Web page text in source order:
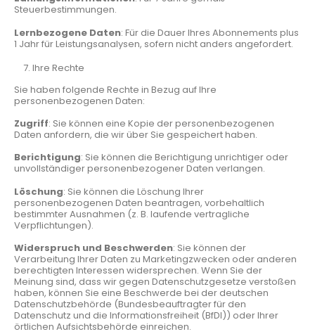
Steuerbestimmungen.
Lernbezogene Daten: Für die Dauer Ihres Abonnements plus
1 Jahr für Leistungsanalysen, sofern nicht anders angefordert.
Ihre Rechte
Sie haben folgende Rechte in Bezug auf Ihre
personenbezogenen Daten:
Zugriff: Sie können eine Kopie der personenbezogenen
Daten anfordern, die wir über Sie gespeichert haben.
Berichtigung: Sie können die Berichtigung unrichtiger oder
unvollständiger personenbezogener Daten verlangen.
Löschung: Sie können die Löschung Ihrer
personenbezogenen Daten beantragen, vorbehaltlich
bestimmter Ausnahmen (z. B. laufende vertragliche
Verpflichtungen).
Widerspruch und Beschwerden: Sie können der
Verarbeitung Ihrer Daten zu Marketingzwecken oder anderen
berechtigten Interessen widersprechen. Wenn Sie der
Meinung sind, dass wir gegen Datenschutzgesetze verstoßen
haben, können Sie eine Beschwerde bei der deutschen
Datenschutzbehörde (Bundesbeauftragter für den
Datenschutz und die Informationsfreiheit (BfDI)) oder Ihrer
örtlichen Aufsichtsbehörde einreichen.